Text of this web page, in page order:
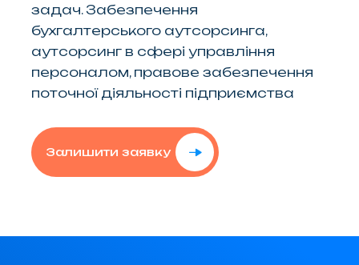
задач. Забезпечення
бухгалтерського аутсорсинга,
аутсорсинг в сфері управління
персоналом, правове забезпечення
поточної діяльності підприємства
Залишити заявку